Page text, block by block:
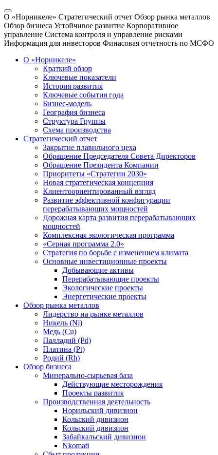
О «Норникеле» Стратегический отчет Обзор рынка металлов
Обзор бизнеса Устойчивое развитие Корпоративное
управление Система контроля и управление рисками
Информация для инвесторов Финасовая отчетность по МСФО
О «Норникеле»
Краткий обзор
Ключевые показатели
История развития
Ключевые события года
Бизнес-модель
География бизнеса
Структура Группы
Схема производства
Стратегический отчет
Закрытие плавильного цеха
Обращение Председателя Совета Директоров
Обращение Президента Компании
Приоритеты «Стратегии 2030»
Новая стратегическая концепция
Клиентоориентированный взгляд
Развитие эффективной конфигурации
перерабатывающих мощностей
Дорожная карта развития перерабатывающих
мощностей
Комплексная экологическая программа
«Серная программа 2.0»
Стратегия по борьбе с изменением климата
Основные инвестиционные проекты
Добывающие активы
Перерабатывающие проекты
Экологические проекты
Энергетические проекты
Обзор рынка металлов
Лидерство на рынке металлов
Никель (Ni)
Медь (Cu)
Палладий (Pd)
Платина (Pt)
Родий (Rh)
Обзор бизнеса
Минерально-сырьевая база
Действующие месторождения
Проекты развития
Производственная деятельность
Норильский дивизион
Кольский дивизион
Кольский дивизион
Забайкальский дивизион
Nkomati